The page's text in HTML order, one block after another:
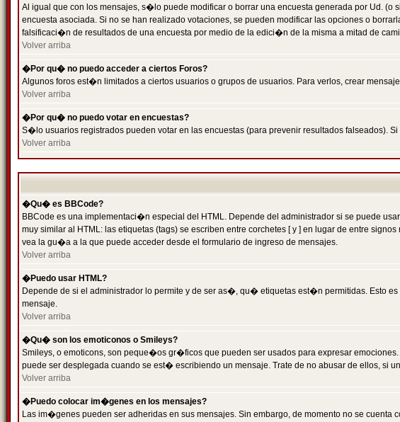
Al igual que con los mensajes, s�lo puede modificar o borrar una encuesta generada por Ud.
encuesta asociada. Si no se han realizado votaciones, se pueden modificar las opciones o
falsificaci�n de resultados de una encuesta por medio de la edici�n de la misma a mitad de
Volver arriba
�Por qu� no puedo acceder a ciertos Foros?
Algunos foros est�n limitados a ciertos usuarios o grupos de usuarios. Para verlos, crear
Volver arriba
�Por qu� no puedo votar en encuestas?
S�lo usuarios registrados pueden votar en las encuestas (para prevenir resultados falseados).
Volver arriba
�Qu� es BBCode?
BBCode es una implementaci�n especial del HTML. Depende del administrador si se puede
muy similar al HTML: las etiquetas (tags) se escriben entre corchetes [ y ] en lugar de entre
vea la gu�a a la que puede acceder desde el formulario de ingreso de mensajes.
Volver arriba
�Puedo usar HTML?
Depende de si el administrador lo permite y de ser as�, qu� etiquetas est�n permitidas. Esto
mensaje.
Volver arriba
�Qu� son los emoticonos o Smileys?
Smileys, o emoticons, son peque�os gr�ficos que pueden ser usados para expresar
puede ser desplegada cuando se est� escribiendo un mensaje. Trate de no abusar de ellos, si
Volver arriba
�Puedo colocar im�genes en los mensajes?
Las im�genes pueden ser adheridas en sus mensajes. Sin embargo, de momento no se